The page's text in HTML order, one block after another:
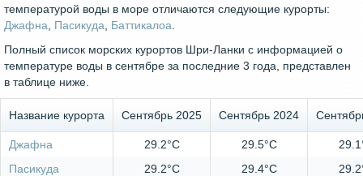
температурой воды в море отличаются следующие курорты:
Джафна
Пасикуда Баттикалоа
Полный список морских курортов Шри-Ланки с информацией о
температуре воды в сентябре за последние 3 года, представлен
в таблице ниже.
Название курорта Сентябрь 2025 Сентябрь 2024
Джафна 29.2°C 29.5°C
Пасикуда
29.2°C 29.4°C